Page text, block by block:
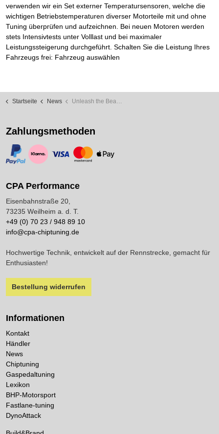
verwenden wir ein Set externer Temperatursensoren, welche die
wichtigen Betriebstemperaturen diverser Motorteile mit und ohne
Tuning überprüfen und aufzeichnen. Bei neuen Motoren werden
stets Intensivtests unter Volllast und bei maximaler
Leistungssteigerung durchgeführt. Schalten Sie die Leistung Ihres
Fahrzeugs frei: Fahrzeug auswählen
Startseite News Unleash the Beast in Your Mercedes-AMG GT 43!
Zahlungsmethoden
CPA Performance
Eisenbahnstraße 20,
73235 Weilheim a. d. T.
+49 (0) 70 23 / 948 89 10
info@cpa-chiptuning.de
Hochwertige Technik, entwickelt auf der Rennstrecke, gemacht für
Enthusiasten!
Bestellung widerrufen
Informationen
Kontakt
Händler
News
Chiptuning
Gaspedaltuning
Lexikon
BHP-Motorsport
Fastlane-tuning
DynoAttack